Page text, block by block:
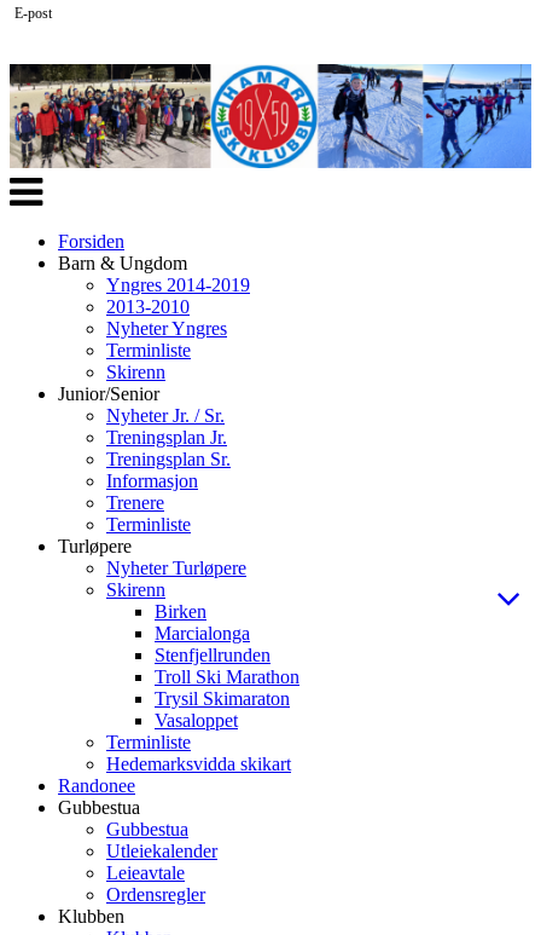
Veksle
navigasjon
Forsiden
Barn & Ungdom
Yngres 2014-2019
2013-2010
Nyheter Yngres
Terminliste
Skirenn
Junior/Senior
Nyheter Jr. / Sr.
Treningsplan Jr.
Treningsplan Sr.
Informasjon
Trenere
Terminliste
Turløpere
Nyheter Turløpere
Skirenn
Birken
Marcialonga
Stenfjellrunden
Troll Ski Marathon
Trysil Skimaraton
Vasaloppet
Terminliste
Hedemarksvidda skikart
Randonee
Gubbestua
Gubbestua
Utleiekalender
Leieavtale
Ordensregler
Klubben
E-post